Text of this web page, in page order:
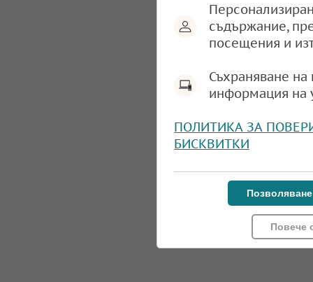
съдържание,
посещения и
Съхраняване
информация на
ПОЛИТИКА ЗА
БИСКВИТКИ
Повече